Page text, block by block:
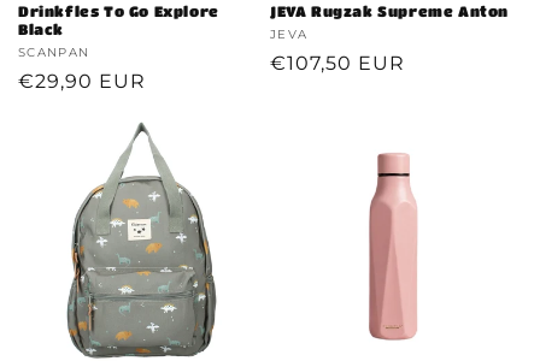
Drinkfles To Go Explore
Black
Verkoper:
SCANPAN
Normale
€29,90 EUR
JEVA Rugzak Supreme Anton
Verkoper:
JEVA
Normale
€107,50 EUR